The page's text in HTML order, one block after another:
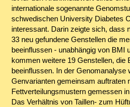
internationale sogenannte
schwedischen University Diabetes
interessant. Darin zeigte sich, dass
33 neu gefundene Genstellen die
beeinflussen - unabhängig von BMI
kommen weitere 19 Genstellen, die
beeinflussen. In der Genomanalyse
Genvarianten gemeinsam auftraten
Fettverteilungsmustern gemessen
Das Verhältnis von Taillen- zum